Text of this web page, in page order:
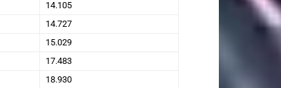
14.105
14.727
15.029
17.483
18.930